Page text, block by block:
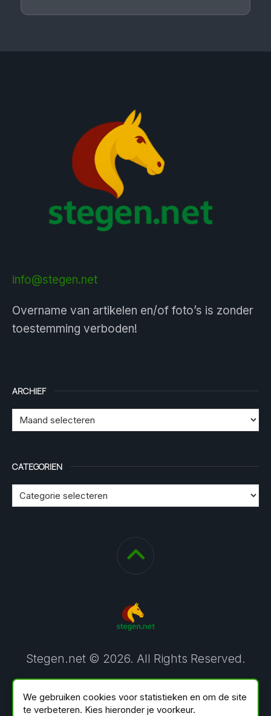
info@stegen.net
Overname van artikelen en/of foto’s is zonder
toestemming verboden!
ARCHIEF
CATEGORIEN
Stegen.net © 2026. All Rights Reserved.
We gebruiken cookies voor statistieken en om de site
te verbeteren. Kies hieronder je voorkeur.